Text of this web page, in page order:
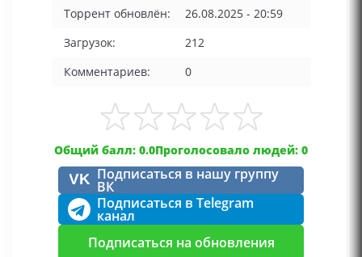
Торрент обновлён:
26.08.2025 - 20:59
Загрузок:
212
Комментариев:
0
Общий балл: 0.0Проголосовало людей: 0
VK Подписаться в нашу группу
ВК
Подписаться в Telegram
канал
Подписаться на обновления